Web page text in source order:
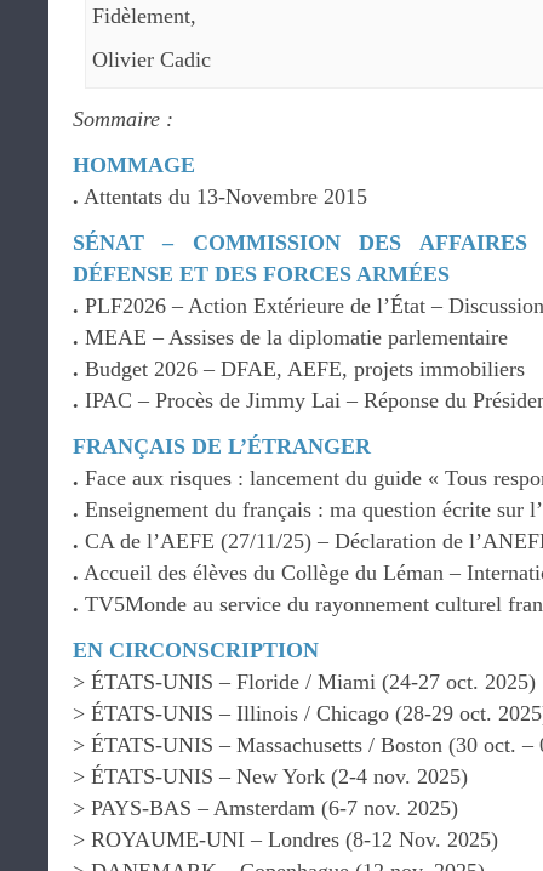
Fidèlement,
Olivier Cadic
Sommaire :
HOMMAGE
. Attentats du 13-Novembre 2015
SÉNAT – COMMISSION DES
DÉFENSE ET DES FORCES ARMÉES
. PLF2026 – Action Extérieure de l’État –
. MEAE – Assises de la diplomatie parlementaire
. Budget 2026 – DFAE, AEFE, projets immobiliers
. IPAC – Procès de Jimmy Lai – Réponse du
FRANÇAIS DE L’ÉTRANGER
. Face aux risques : lancement du guide « Tous
. Enseignement du français : ma question écrite sur
. CA de l’AEFE (27/11/25) – Déclaration de
. Accueil des élèves du Collège du Léman –
. TV5Monde au service du rayonnement culturel
EN CIRCONSCRIPTION
> ÉTATS-UNIS – Floride / Miami (24-27 oct. 2025)
> ÉTATS-UNIS – Illinois / Chicago (28-29 oct.
> ÉTATS-UNIS – Massachusetts / Boston (30 oct. –
> ÉTATS-UNIS – New York (2-4 nov. 2025)
> PAYS-BAS – Amsterdam (6-7 nov. 2025)
> ROYAUME-UNI – Londres (8-12 Nov. 2025)